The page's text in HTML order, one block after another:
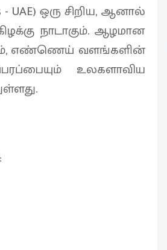
UAE) ஒரு சிறிய, ஆனால்
நாடாகும். ஆழமான
எண்ணெய் வளங்களின்
உலகளாவிய